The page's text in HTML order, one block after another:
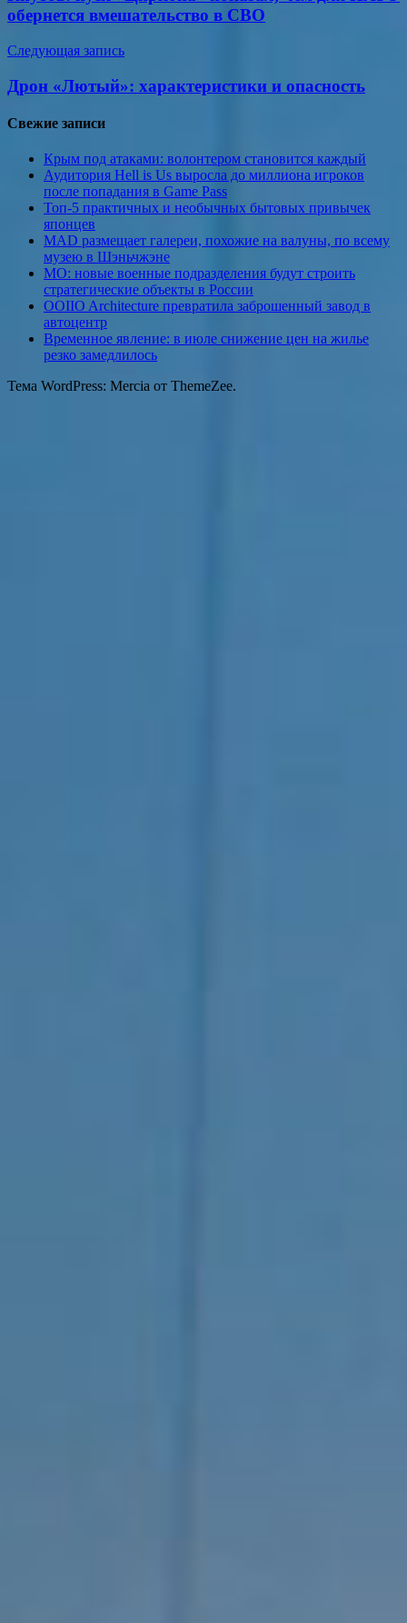
записям
обернется вмешательство в СВО
Следующая запись
Дрон «Лютый»: характеристики и опасность
Свежие записи
Крым под атаками: волонтером становится каждый
Аудитория Hell is Us выросла до миллиона игроков
после попадания в Game Pass
Топ-5 практичных и необычных бытовых привычек
японцев
MAD размещает галереи, похожие на валуны, по всему
музею в Шэньчжэне
МО: новые военные подразделения будут строить
стратегические объекты в России
OOIIO Architecture превратила заброшенный завод в
автоцентр
Временное явление: в июле снижение цен на жилье
резко замедлилось
Тема WordPress: Mercia от ThemeZee.